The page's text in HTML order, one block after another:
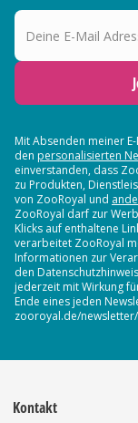
Deine E-Mail
Mit Absenden meiner
den personalisierten
einverstanden, dass
zu Produkten,
von ZooRoyal und
ZooRoyal darf zur
Klicks auf enthaltene
verarbeitet ZooRoyal
Informationen zur
den
jederzeit mit Wirkung
Ende eines jeden
zooroyal.de/
Kontakt